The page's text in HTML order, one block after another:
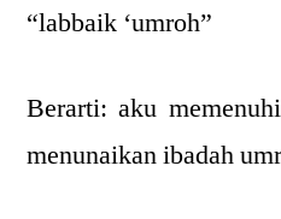
“labbaik ‘umroh”
Berarti: aku
menunaikan ibadah